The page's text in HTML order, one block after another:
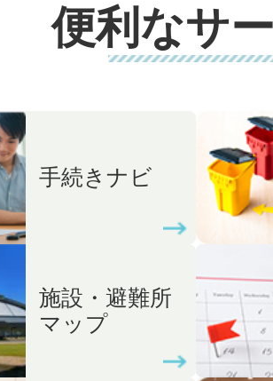
便利なサ
手続きナビ
施設・避難所
マップ